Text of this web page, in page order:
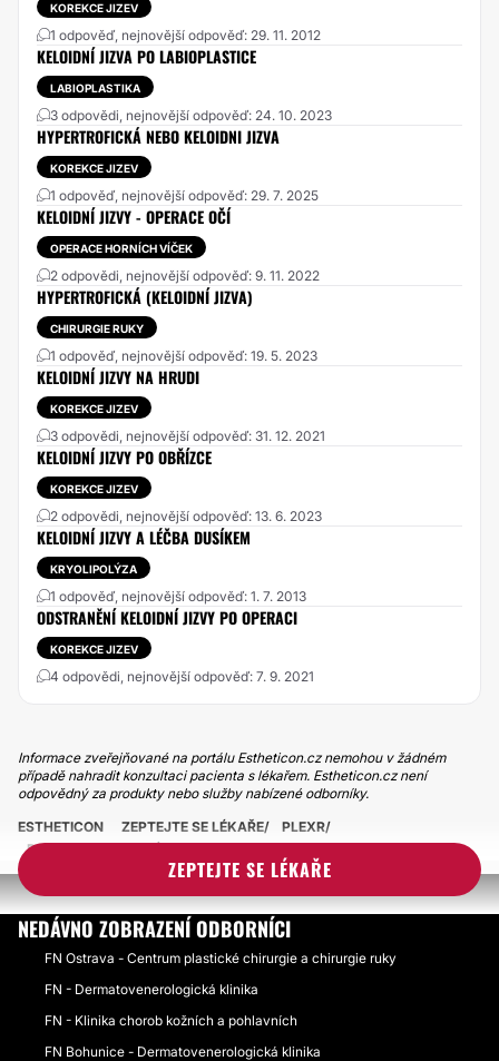
KOREKCE JIZEV
1 odpověď, nejnovější odpověď: 29. 11. 2012
KELOIDNÍ JIZVA PO LABIOPLASTICE
LABIOPLASTIKA
3 odpovědi, nejnovější odpověď: 24. 10. 2023
HYPERTROFICKÁ NEBO KELOIDNI JIZVA
KOREKCE JIZEV
1 odpověď, nejnovější odpověď: 29. 7. 2025
KELOIDNÍ JIZVY - OPERACE OČÍ
OPERACE HORNÍCH VÍČEK
2 odpovědi, nejnovější odpověď: 9. 11. 2022
HYPERTROFICKÁ (KELOIDNÍ JIZVA)
CHIRURGIE RUKY
1 odpověď, nejnovější odpověď: 19. 5. 2023
KELOIDNÍ JIZVY NA HRUDI
KOREKCE JIZEV
3 odpovědi, nejnovější odpověď: 31. 12. 2021
KELOIDNÍ JIZVY PO OBŘÍZCE
KOREKCE JIZEV
2 odpovědi, nejnovější odpověď: 13. 6. 2023
KELOIDNÍ JIZVY A LÉČBA DUSÍKEM
KRYOLIPOLÝZA
1 odpověď, nejnovější odpověď: 1. 7. 2013
ODSTRANĚNÍ KELOIDNÍ JIZVY PO OPERACI
KOREKCE JIZEV
4 odpovědi, nejnovější odpověď: 7. 9. 2021
Informace zveřejňované na portálu Estheticon.cz nemohou v žádném
případě nahradit konzultaci pacienta s lékařem. Estheticon.cz není
odpovědný za produkty nebo služby nabízené odborníky.
ZEPTEJTE SE LÉKAŘE
ESTHETICON ZEPTEJTE SE LÉKAŘE
PLEXR
PLEXR NA KELOIDNÍ JIZVY?
NEDÁVNO ZOBRAZENÍ ODBORNÍCI
FN Ostrava - Centrum plastické chirurgie a chirurgie ruky
FN - Dermatovenerologická klinika
FN - Klinika chorob kožních a pohlavních
FN Bohunice - Dermatovenerologická klinika